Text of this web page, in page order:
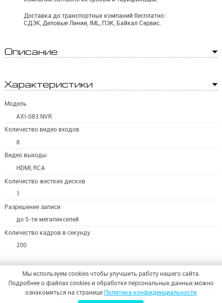
Доставка до транспортных компаний бесплатно:
СДЭК, Деловые Линии, IML, ПЭК, Байкал Сервис.
Описание
Характеристики
Модель
AXI-083 NVR
Количество видео входов
8
Видео выходы
HDMI, RCA
Количество жестких дисков
1
Разрешение записи
до 5-ти мегапикселей
Количество кадров в секунду
200
Мы используем cookies чтобы улучшить работу нашего сайта.
Подробнее о файлах cookies и обработке персональных данных можно
ознакомиться на странице Политика конфиденциальности